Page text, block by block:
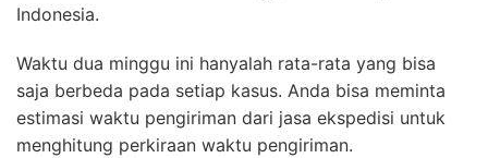
Indonesia.
Waktu dua minggu ini hanyalah rata-rata yang bisa
saja berbeda pada setiap kasus. Anda bisa meminta
estimasi waktu pengiriman dari jasa ekspedisi untuk
menghitung perkiraan waktu pengiriman.